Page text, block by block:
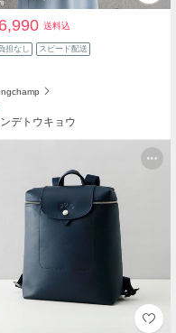
送料込
担なし スピード配送
デトウキョウ